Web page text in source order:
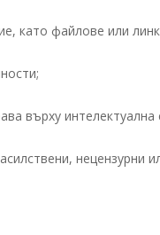
като файлове или
върху интелектуална
нецензурни